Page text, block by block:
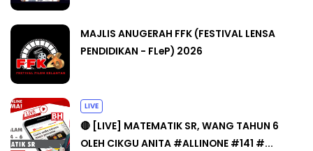
MAJLIS ANUGERAH FFK (FESTIVAL LENSA
PENDIDIKAN - FLeP) 2026
LIVE
🔴 [LIVE] MATEMATIK SR, WANG TAHUN 6
OLEH CIKGU ANITA #ALLINONE #141 #...